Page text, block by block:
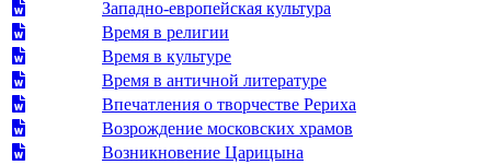
Западно-европейская культура
Время в религии
Время в культуре
Время в античной литературе
Впечатления о творчестве Рериха
Возрождение московских храмов
Возникновение Царицына